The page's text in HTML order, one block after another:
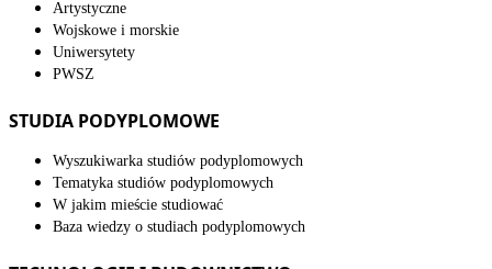
Artystyczne
Wojskowe i morskie
Uniwersytety
PWSZ
STUDIA PODYPLOMOWE
Wyszukiwarka studiów podyplomowych
Tematyka studiów podyplomowych
W jakim mieście studiować
Baza wiedzy o studiach podyplomowych